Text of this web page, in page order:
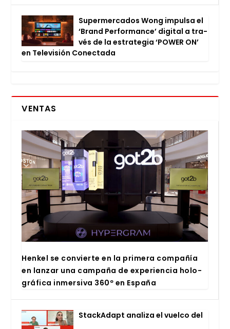
Super­mer­ca­dos Wong impul­sa el
‘Brand Per­for­man­ce’ digi­tal a tra­
vés de la estra­te­gia ‘POWER ON’
en Tele­vi­sión Conec­ta­da
VENTAS
Hen­kel se con­vier­te en la pri­me­ra com­pa­ñía
en lan­zar una cam­pa­ña de expe­rien­cia holo­
grá­fi­ca inmer­si­va 360º en Espa­ña
Stac­kA­dapt ana­li­za el vuel­co del